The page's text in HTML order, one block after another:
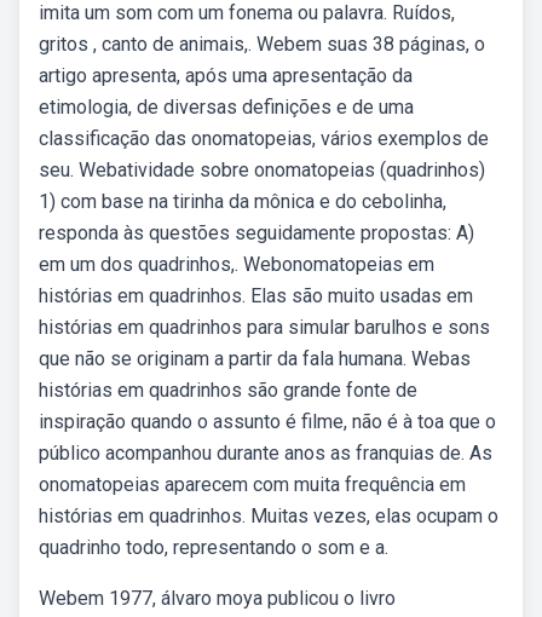
imita um som com um fonema ou palavra. Ruídos,
gritos , canto de animais,. Webem suas 38 páginas, o
artigo apresenta, após uma apresentação da
etimologia, de diversas definições e de uma
classificação das onomatopeias, vários exemplos de
seu. Webatividade sobre onomatopeias (quadrinhos)
1) com base na tirinha da mônica e do cebolinha,
responda às questões seguidamente propostas: A)
em um dos quadrinhos,. Webonomatopeias em
histórias em quadrinhos. Elas são muito usadas em
histórias em quadrinhos para simular barulhos e sons
que não se originam a partir da fala humana. Webas
histórias em quadrinhos são grande fonte de
inspiração quando o assunto é filme, não é à toa que o
público acompanhou durante anos as franquias de. As
onomatopeias aparecem com muita frequência em
histórias em quadrinhos. Muitas vezes, elas ocupam o
quadrinho todo, representando o som e a.
Webem 1977, álvaro moya publicou o livro